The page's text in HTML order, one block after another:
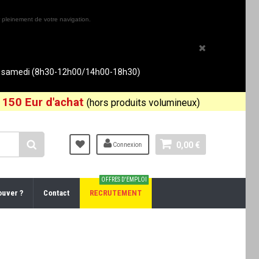
de votre navigation.
samedi (8h30-12h00/14h00-18h30)
Eur d'achat (hors produits volumineux)
0,00 €
Connexion
? Contact RECRUTEMENT
OFFRES D'EMPLOI